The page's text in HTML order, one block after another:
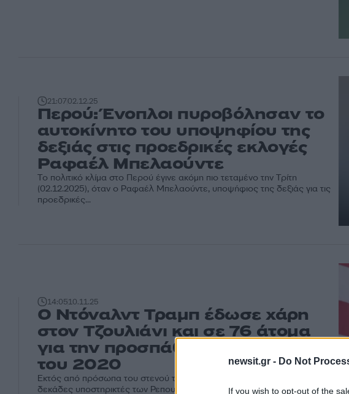
newsit.gr - Do Not
If you wish to opt-out of the
21:0702.12.25
Περού: Ένοπλοι πυροβόλησαν το
αυτοκίνητο του υποψηφίου της
δεξιάς στις προεδρικές εκλογές
Ραφαέλ Μπελαούντε
Το πολιτικό κλίμα στο Περού έγινε ακόμη πιο τεταμένο την Τρίτη
(02.12.2025), όταν ο Ραφαέλ Μπελαούντε, υποψήφιος της δεξιάς για τις
προεδρικές...
14:0510.11.25
Ο Ντόναλντ Τραμπ έδωσε χάρη
στον Τζουλιάνι και σε 76 άτομα
για την προσπάθεια ανατροπής
του 2020
Εκτός από πρόσωπα του στενού του κύκλου, ο Τραμπ έδωσε χάρη σε
δεκάδες υποστηρικτές των Ρεπουμπλικάνων οι οποίοι ενεπλάκησαν στην